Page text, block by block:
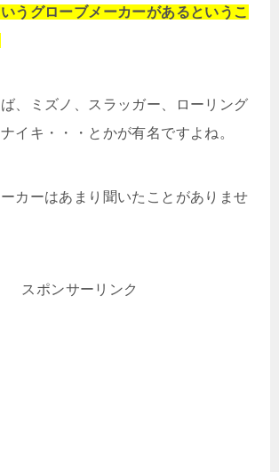
いうグローブメーカーがあるというこ
、ミズノ、スラッガー、ローリング
イキ・・・とかが有名ですよね。
ーカーはあまり聞いたことがありませ
スポンサーリンク